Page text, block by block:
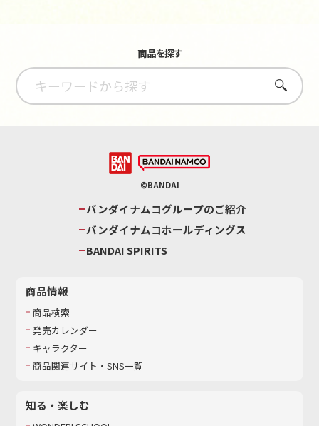
商品を探す
さがす
©BANDAI
バンダイナムコグループのご紹介
バンダイナムコホールディングス
BANDAI SPIRITS
商品情報
商品検索
発売カレンダー
キャラクター
商品関連サイト・SNS一覧
知る・楽しむ